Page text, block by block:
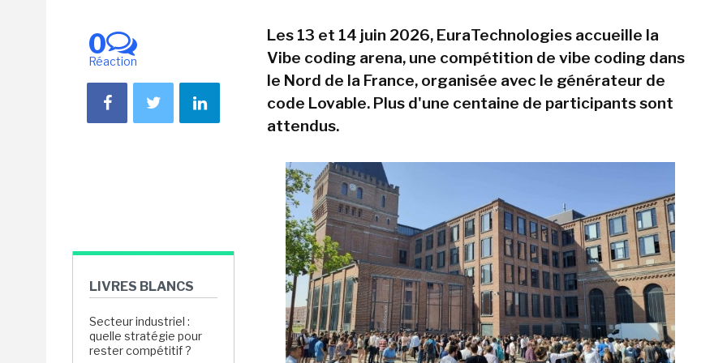
0
Réaction
LIVRES BLANCS
Secteur industriel :
quelle stratégie pour
rester compétitif ?
Les 13 et 14 juin 2026, EuraTechnologies accueille la
Vibe coding arena, une compétition de vibe coding dans
le Nord de la France, organisée avec le générateur de
code Lovable. Plus d'une centaine de participants sont
attendus.